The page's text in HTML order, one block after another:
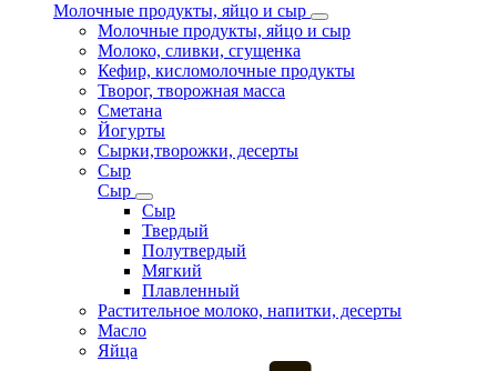
Молочные продукты, яйцо и сыр
Молочные продукты, яйцо и сыр
Молоко, сливки, сгущенка
Кефир, кисломолочные продукты
Творог, творожная масса
Сметана
Йогурты
Сырки,творожки, десерты
Сыр
Сыр
Сыр
Твердый
Полутвердый
Мягкий
Плавленный
Растительное молоко, напитки, десерты
Масло
Яйца